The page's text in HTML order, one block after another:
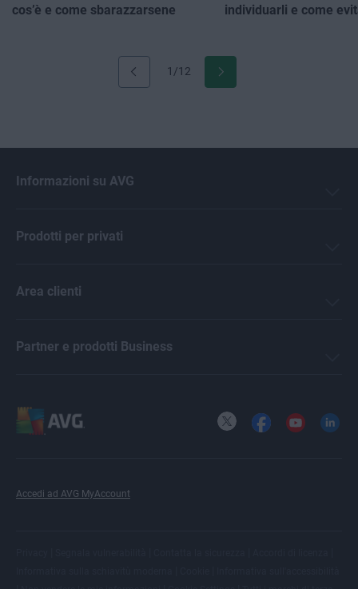
1/12
cos’è e come sbarazzarsene
individuarli e come
Informazioni su AVG
Prodotti per privati
Area clienti
Partner e prodotti Business
Accedi ad AVG MyAccount